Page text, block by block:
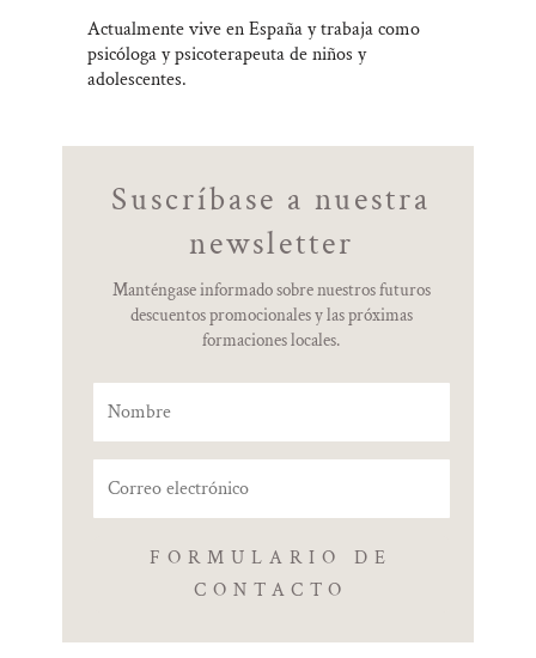
Actualmente vive en España y trabaja como
psicóloga y psicoterapeuta de niños y
adolescentes.
Suscríbase a nuestra
newsletter
Manténgase informado sobre nuestros futuros
descuentos promocionales y las próximas
formaciones locales.
FORMULARIO DE
CONTACTO